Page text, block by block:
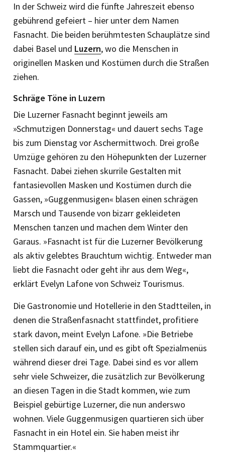
In der Schweiz wird die fünfte Jahreszeit ebenso
gebührend gefeiert – hier unter dem Namen
Fasnacht. Die beiden berühmtesten Schauplätze sind
dabei Basel und Luzern, wo die Menschen in
originellen Masken und Kostümen durch die Straßen
ziehen.
Schräge Töne in Luzern
Die Luzerner Fasnacht beginnt jeweils am
»Schmutzigen Donnerstag« und dauert sechs Tage
bis zum Dienstag vor Aschermittwoch. Drei große
Umzüge gehören zu den Höhepunkten der Luzerner
Fasnacht. Dabei ziehen skurrile Gestalten mit
fantasievollen Masken und Kostümen durch die
Gassen, »Guggenmusigen« blasen einen schrägen
Marsch und Tausende von bizarr gekleideten
Menschen tanzen und machen dem Winter den
Garaus. »Fasnacht ist für die Luzerner Bevölkerung
als aktiv gelebtes Brauchtum wichtig. Entweder man
liebt die Fasnacht oder geht ihr aus dem Weg«,
erklärt Evelyn Lafone von Schweiz Tourismus.
Die Gastronomie und Hotellerie in den Stadtteilen, in
denen die Straßenfasnacht stattfindet, profitiere
stark davon, meint Evelyn Lafone. »Die Betriebe
stellen sich darauf ein, und es gibt oft Spezialmenüs
während dieser drei Tage. Dabei sind es vor allem
sehr viele Schweizer, die zusätzlich zur Bevölkerung
an diesen Tagen in die Stadt kommen, wie zum
Beispiel gebürtige Luzerner, die nun anderswo
wohnen. Viele Guggenmusigen quartieren sich über
Fasnacht in ein Hotel ein. Sie haben meist ihr
Stammquartier.«